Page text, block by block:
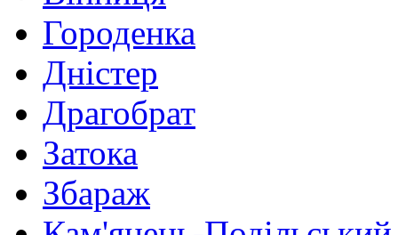
Городенка
Дністер
Драгобрат
Затока
Збараж